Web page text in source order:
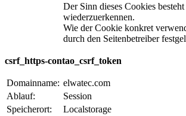
Der Sinn dieses Cookies
wiederzuerkennen.
Wie der Cookie konkret
durch den Seitenbetreiber
csrf_https-contao_csrf_token
Domainname: elwatec.com
Ablauf:
Session
Speicherort:
Localstorage